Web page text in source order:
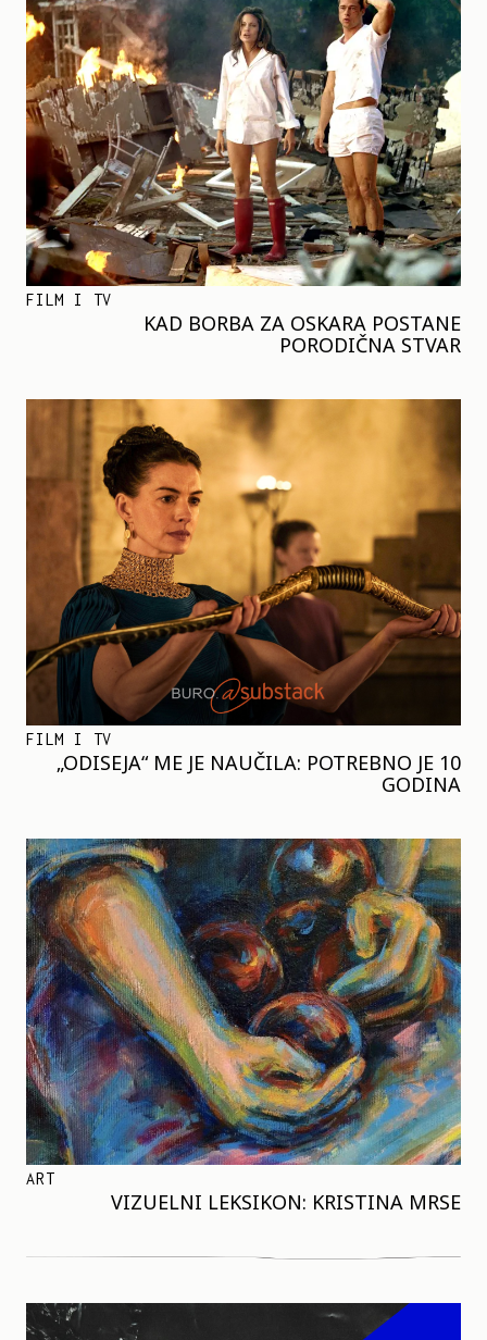
FILM I TV
KAD BORBA ZA OSKARA POSTANE
PORODIČNA STVAR
FILM I TV
„ODISEJA“ ME JE NAUČILA: POTREBNO JE 10
GODINA
ART
VIZUELNI LEKSIKON: KRISTINA MRSE